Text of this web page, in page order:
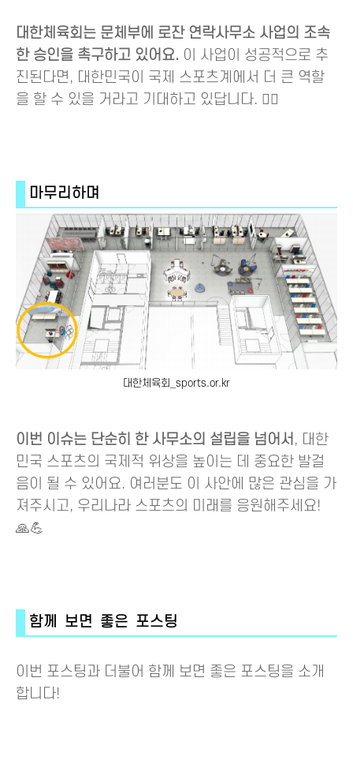
대한체육회는 문체부에 로잔 연락사무소 사업의 조속
한 승인을 촉구하고 있어요. 이 사업이 성공적으로 추
진된다면, 대한민국이 국제 스포츠계에서 더 큰 역할
을 할 수 있을 거라고 기대하고 있답니다. 🤼‍♂️
마무리하며
대한체육회_sports.or.kr
이번 이슈는 단순히 한 사무소의 설립을 넘어서 , 대한
민국 스포츠의 국제적 위상을 높이는 데 중요한 발걸
음이 될 수 있어요. 여러분도 이 사안에 많은 관심을 가
져주시고, 우리나라 스포츠의 미래를 응원해주세요!
🙏💪
함께 보면 좋은 포스팅
이번 포스팅과 더불어 함께 보면 좋은 포스팅을 소개
합니다!